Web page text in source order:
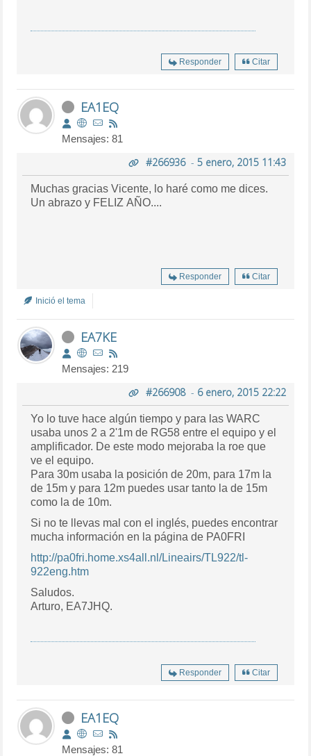
Responder Citar
EA1EQ
Mensajes: 81
#266936- 5 enero, 2015 11:43
Muchas gracias Vicente, lo haré como me dices.
Un abrazo y FELIZ AÑO....
Responder Citar
Inició el tema
EA7KE
Mensajes: 219
#266908- 6 enero, 2015 22:22
Yo lo tuve hace algún tiempo y para las WARC
usaba unos 2 a 2'1m de RG58 entre el equipo y el
amplificador. De este modo mejoraba la roe que
ve el equipo.
Para 30m usaba la posición de 20m, para 17m la
de 15m y para 12m puedes usar tanto la de 15m
como la de 10m.
Si no te llevas mal con el inglés, puedes encontrar
mucha información en la página de PA0FRI
http://pa0fri.home.xs4all.nl/Lineairs/TL922/tl-
922eng.htm
Saludos.
Arturo, EA7JHQ.
Responder Citar
EA1EQ
Mensajes: 81